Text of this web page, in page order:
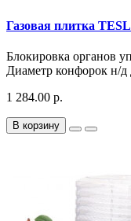
Газовая плитка
Блокировка органов
Диаметр конфорок н/д
1 284.00 р.
В корзину